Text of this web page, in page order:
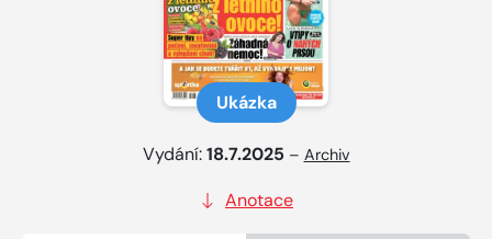
Ukázka
Vydání:18.7.2025 – Archiv
Anotace